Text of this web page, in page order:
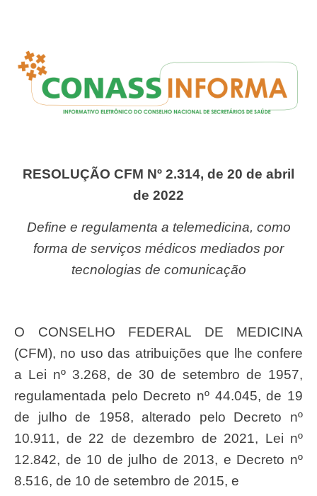
RESOLUÇÃO CFM Nº 2.314, de 20 de abril
de 2022
Define e regulamenta a telemedicina, como
forma de serviços médicos mediados por
tecnologias de comunicação
O CONSELHO FEDERAL DE MEDICINA
(CFM), no uso das atribuições que lhe confere
a Lei nº 3.268, de 30 de setembro de 1957,
regulamentada pelo Decreto nº 44.045, de 19
de julho de 1958, alterado pelo Decreto nº
10.911, de 22 de dezembro de 2021, Lei nº
12.842, de 10 de julho de 2013, e Decreto nº
8.516, de 10 de setembro de 2015, e